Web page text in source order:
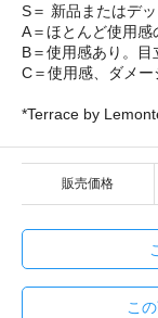
S＝ 新品またはデッ
A＝ほとんど使用感
B＝使用感あり。目
C＝使用感、ダメー
*Terrace by
販売価格
こ